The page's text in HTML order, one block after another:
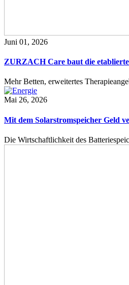
Juni 01, 2026
ZURZACH Care baut die
Mehr Betten, erweitertes
Mai 26, 2026
Mit dem Solarstromspeicher Geld
Die Wirtschaftlichkeit des